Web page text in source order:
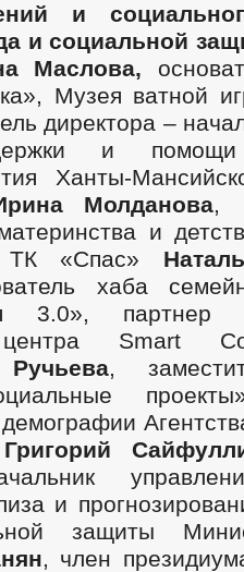
и
и социальной
Маслова,
Музея ватной
директора –
и помощи
Ханты-
Молданова,
и
ТК «Спас»
хаба
3.0», партнер
центра Smart
,
Григорий
и
защиты
, член